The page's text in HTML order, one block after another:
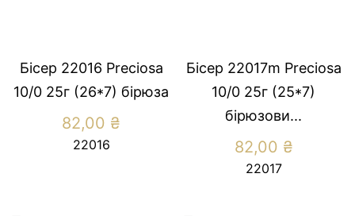
Бісер 22016 Preсiosa
10/0 25г (26*7) бiрюза
82,00 ₴
22016
Бісер 22017m Preсiosa
10/0 25г (25*7)
бiрюзови...
82,00 ₴
22017